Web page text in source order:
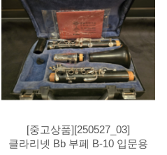
[중고상품][250527_03]
클라리넷 Bb 부페 B-10 입문용